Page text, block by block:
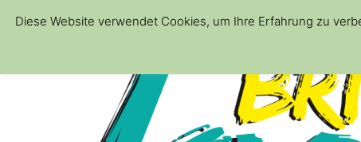
Diese Website verwendet Cookies, um Ihre Erfahrung zu